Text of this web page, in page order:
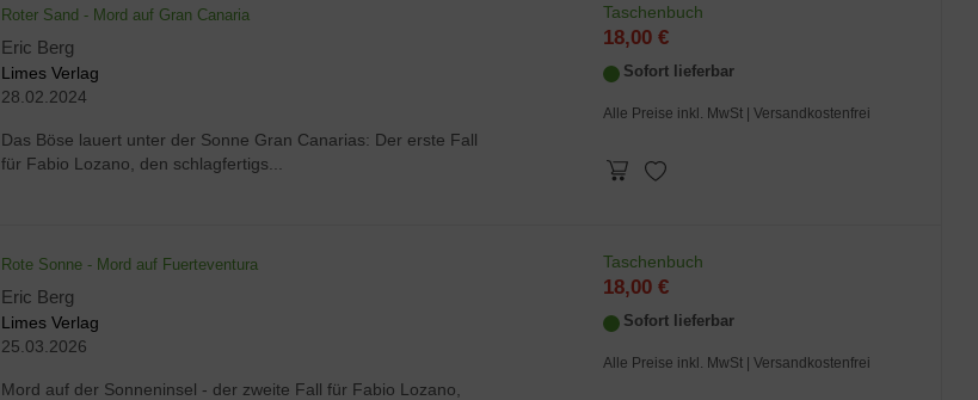
Roter Sand - Mord auf Gran Canaria
Eric Berg
Limes Verlag
28.02.2024
Das Böse lauert unter der Sonne Gran Canarias: Der erste Fall
für Fabio Lozano, den schlagfertigs...
Taschenbuch
18,00 €
Sofort lieferbar
Alle Preise inkl. MwSt | Versandkostenfrei
Rote Sonne - Mord auf Fuerteventura
Eric Berg
Limes Verlag
25.03.2026
Mord auf der Sonneninsel - der zweite Fall für Fabio Lozano,
Taschenbuch
18,00 €
Sofort lieferbar
Alle Preise inkl. MwSt | Versandkostenfrei